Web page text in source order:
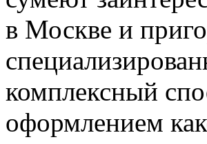
в Москве и
комплексный
оформлением